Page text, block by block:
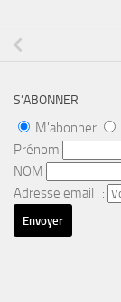
S’ABONNER
M'abonner
Prénom
NOM
Adresse email : :